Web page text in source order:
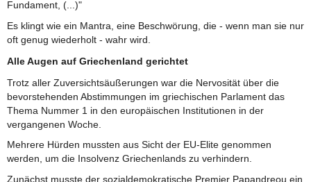
Fundament, (...)"
Es klingt wie ein Mantra, eine Beschwörung, die - wenn man sie nur
oft genug wiederholt - wahr wird.
Alle Augen auf Griechenland gerichtet
Trotz aller Zuversichtsäußerungen war die Nervosität über die
bevorstehenden Abstimmungen im griechischen Parlament das
Thema Nummer 1 in den europäischen Institutionen in der
vergangenen Woche.
Mehrere Hürden mussten aus Sicht der EU-Elite genommen
werden, um die Insolvenz Griechenlands zu verhindern.
Zunächst musste der sozialdemokratische Premier Papandreou ein